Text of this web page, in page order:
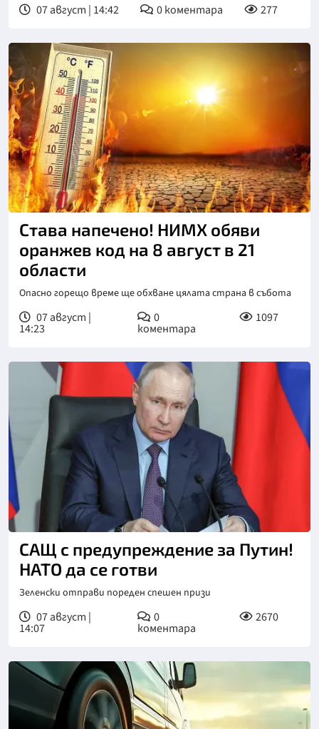
07 август | 14:42 0коментара 277
Става напечено! НИМХ обяви
оранжев код на 8 август в 21
области
Опасно горещо време ще обхване цялата страна в събота
07 август |
14:23
0
коментара
1097
САЩ с предупреждение за Путин!
НАТО да се готви
Зеленски отправи пореден спешен призи
07 август |
14:07
0
коментара
2670